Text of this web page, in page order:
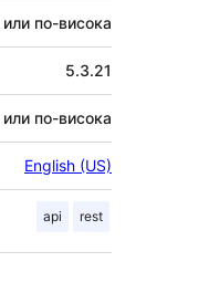
по-висока
5.3.21
по-висока
English (US)
api rest